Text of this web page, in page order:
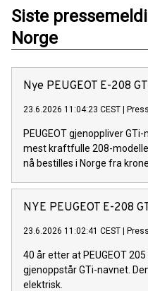
Siste
Norge
Nye PEUGEOT E-208
23.6.2026 11:04:23 CEST
PEUGEOT gjenoppliver
mest kraftfulle 208-
nå bestilles i Norge fra
NYE PEUGEOT E-208
23.6.2026 11:02:41 CEST
40 år etter at PEUGEOT
gjenoppstår GTi-navnet.
elektrisk.